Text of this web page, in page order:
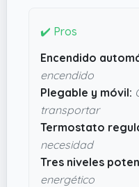
cerillas o
ajustar el calor a lo
gastar de más. Por
alto x 40.64 cms de
tampoco ocupa
pinta de ser una
quienes necesitan
mucha historia.
✔️ Pros
Encendido
encendido
Plegable y móvil:
transportar
Termostato
necesidad
Tres niveles
energético